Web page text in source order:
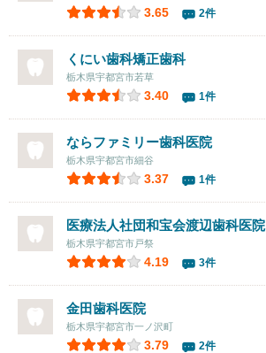
3.65 2件
くにい歯科矯正歯科
栃木県宇都宮市若草
3.40 1件
ならファミリー歯科医院
栃木県宇都宮市細谷
3.37 1件
医療法人社団和宝会渡辺歯科医院
栃木県宇都宮市戸祭
4.19 3件
金田歯科医院
栃木県宇都宮市一ノ沢町
3.79 2件